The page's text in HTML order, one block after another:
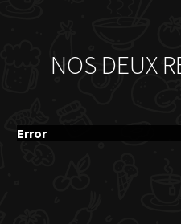
NOS DEUX
Error